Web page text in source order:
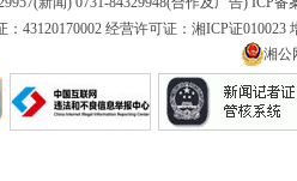
43120170002 经营许可证：湘ICP证
湘公